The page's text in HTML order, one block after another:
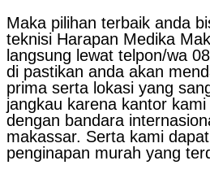
Maka pilihan terbaik anda
teknisi Harapan Medika
langsung lewat telpon/wa
di pastikan anda akan
prima serta lokasi yang
jangkau karena kantor
dengan bandara
makassar. Serta kami
penginapan murah yang